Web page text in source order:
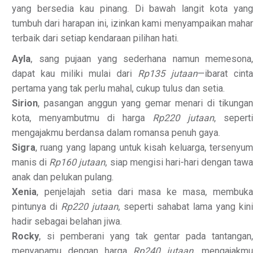
yang bersedia kau pinang. Di bawah langit kota yang
tumbuh dari harapan ini, izinkan kami menyampaikan mahar
terbaik dari setiap kendaraan pilihan hati.
Ayla, sang pujaan yang sederhana namun memesona,
dapat kau miliki mulai dari Rp135 jutaan—ibarat cinta
pertama yang tak perlu mahal, cukup tulus dan setia.
Sirion, pasangan anggun yang gemar menari di tikungan
kota, menyambutmu di harga Rp220 jutaan, seperti
mengajakmu berdansa dalam romansa penuh gaya.
Sigra, ruang yang lapang untuk kisah keluarga, tersenyum
manis di Rp160 jutaan, siap mengisi hari-hari dengan tawa
anak dan pelukan pulang.
Xenia, penjelajah setia dari masa ke masa, membuka
pintunya di Rp220 jutaan, seperti sahabat lama yang kini
hadir sebagai belahan jiwa.
Rocky, si pemberani yang tak gentar pada tantangan,